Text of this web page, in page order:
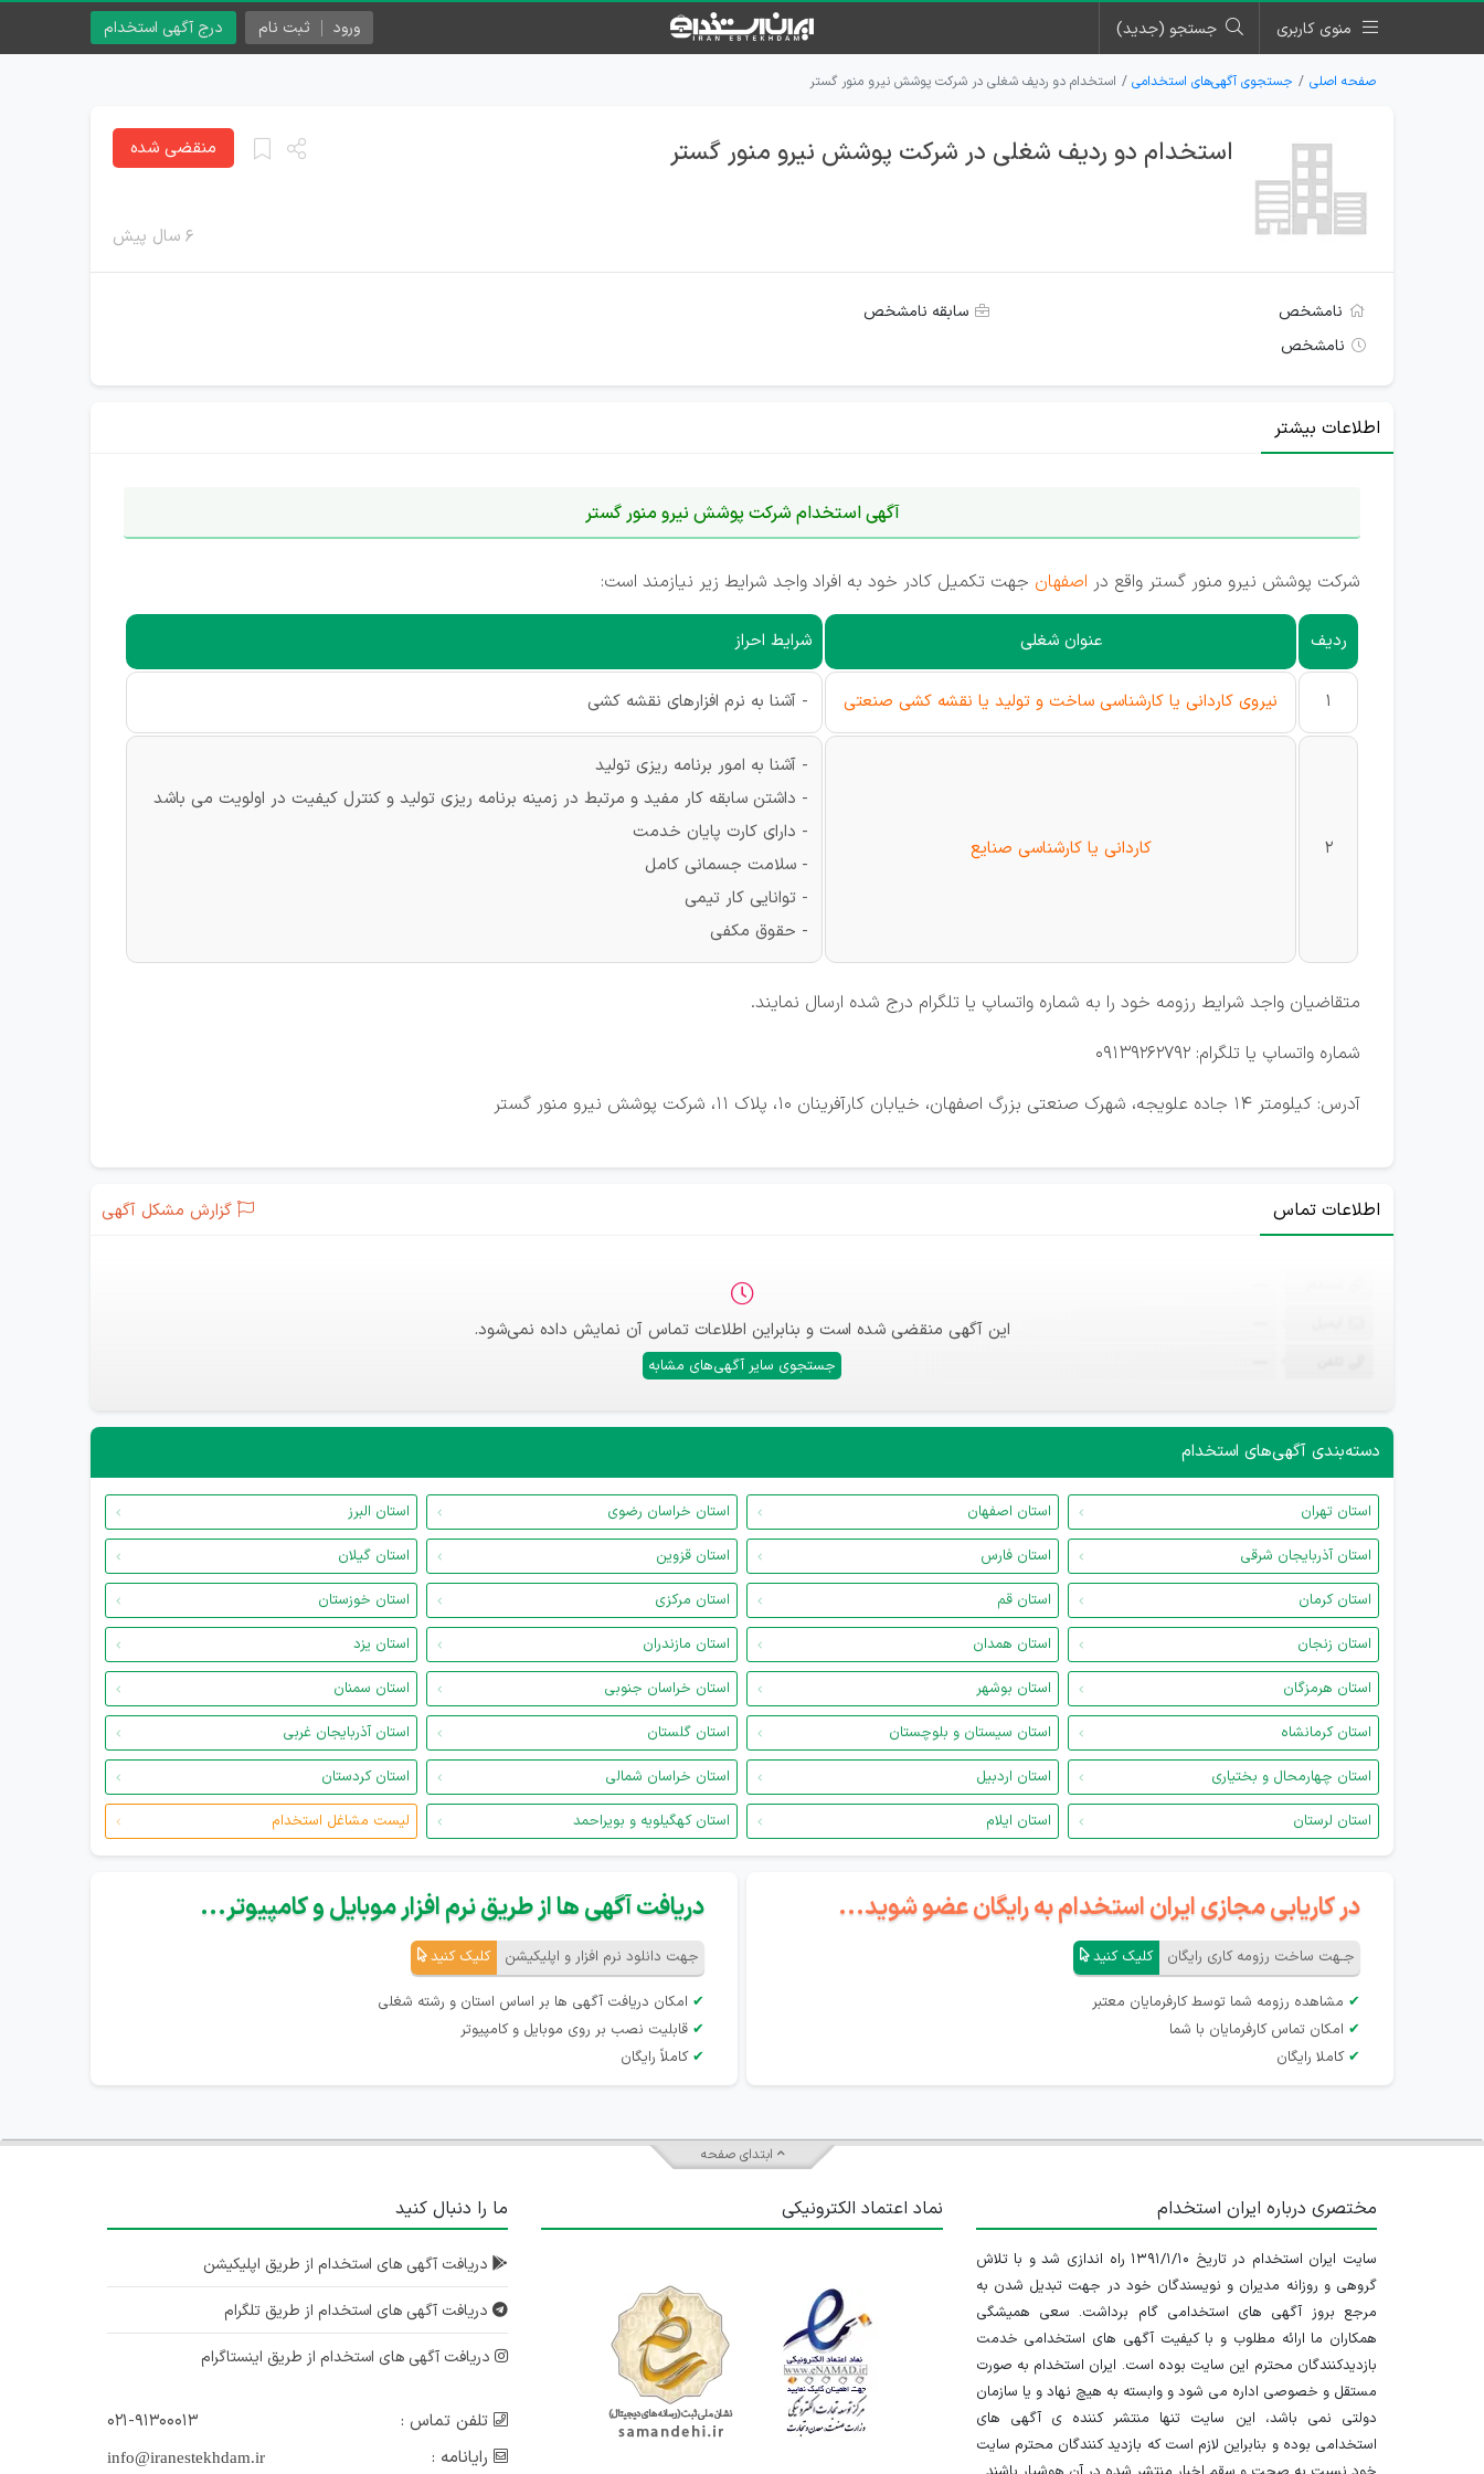
منوی کاربری جستجو (جدید) درج آگهی استخدام ورود ثبت نام
صفحه اصلی جستجوی آگهی‌های استخدامی استخدام دو ردیف شغلی در شرکت پوشش نیرو منور گستر
استخدام دو ردیف شغلی در شرکت پوشش نیرو منور گستر
۶ سال پیش
منقضی شده
نامشخص
سابقه نامشخص
نامشخص
اطلاعات بیشتر
آگهی استخدام شرکت پوشش نیرو منور گستر
شرکت پوشش نیرو منور گستر واقع در اصفهان جهت تکمیل کادر خود به افراد واجد شرایط زیر نیازمند است:
ردیف عنوان شغلی شرایط احراز
1 نیروی کاردانی یا کارشناسی ساخت و تولید یا نقشه کشی صنعتی - آشنا به نرم افزارهای نقشه کشی
2 کاردانی یا کارشناسی صنایع
- آشنا به امور برنامه ریزی تولید
- داشتن سابقه کار مفید و مرتبط در زمینه برنامه ریزی تولید و کنترل کیفیت در اولویت می باشد
- دارای کارت پایان خدمت
- سلامت جسمانی کامل
- توانایی کار تیمی
- حقوق مکفی
متقاضیان واجد شرایط رزومه خود را به شماره واتساپ یا تلگرام درج شده ارسال نمایند.
شماره واتساپ یا تلگرام: 09139262792
آدرس: کیلومتر 14 جاده علویجه، شهرک صنعتی بزرگ اصفهان، خیابان کارآفرینان 10، پلاک 11، شرکت پوشش نیرو منور گستر
اطلاعات تماس گزارش مشکل آگهی
این آگهی منقضی شده است و بنابراین اطلاعات تماس آن نمایش داده نمی‌شود.
جستجوی سایر آگهی‌های مشابه
دسته‌بندی آگهی‌های استخدام
استان تهران استان اصفهان استان خراسان رضوی
استان البرز
استان آذربایجان شرقی
استان فارس استان قزوین
استان گیلان
استان کرمان
استان قم استان مرکزی
استان خوزستان
استان زنجان
استان همدان استان مازندران
استان یزد
استان هرمزگان
استان بوشهر استان خراسان جنوبی
استان سمنان
استان کرمانشاه
استان سیستان و بلوچستان استان گلستان
استان آذربایجان غربی
استان چهارمحال و بختیاری
استان اردبیل استان خراسان شمالی
استان کردستان
استان لرستان
استان ایلام استان کهگیلویه و بویراحمد لیست مشاغل استخدام
در کاریابی مجازی ایران استخدام به رایگان عضو شوید...
جـهت ساخت رزومه کاری رایگان کلیک کنید
✔ مشاهده رزومه شما توسط کارفرمایان معتبر
✔ امکان تماس کارفرمایان با شما
✔ کاملا رایگان
دریافت آگهی ها از طریق نرم افزار موبایل و کامپیوتر...
جهت دانلود نرم افزار و اپلیکیشن کلیک کنید
✔ امکان دریافت آگهی ها بر اساس استان و رشته شغلی
✔ قابلیت نصب بر روی موبایل و کامپیوتر
✔ کاملاً رایگان
ابتدای صفحه
مختصری درباره ایران استخدام
سایت ایران استخدام در تاریخ ۱۳۹۱/۱/۱۰ راه اندازی شد و با تلاش
گروهی و روزانه مدیران و نویسندگان خود در جهت تبدیل شدن به
مرجع بروز آگهی های استخدامی گام برداشت. سعی همیشگی
همکاران ما ارائه مطلوب و با کیفیت آگهی های استخدامی خدمت
بازدیدکنندگان محترم این سایت بوده است. ایران استخدام به صورت
مستقل و خصوصی اداره می شود و وابسته به هیچ نهاد و یا سازمان
دولتی نمی باشد، این سایت تنها منتشر کننده ی آگهی های
استخدامی بوده و بنابراین لازم است که بازدید کنندگان محترم سایت
نماد اعتماد الکترونیکی ما را دنبال کنید
دریافت آگهی های استخدام از طریق اپلیکیشن
دریافت آگهی های استخدام از طریق تلگرام
دریافت آگهی های استخدام از طریق اینستاگرام
تلفن تماس :
۰۲۱-۹۱۳۰۰۰۱۳
رایانامه :
info@iranestekhdam.ir